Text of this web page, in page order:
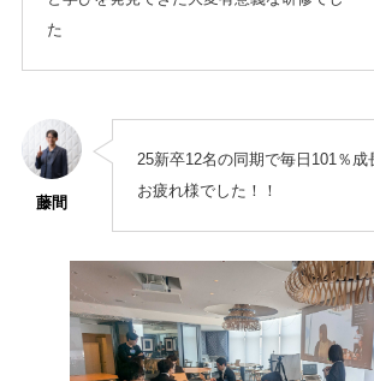
た
藤間
25新卒12名の同期で毎日101％成
お疲れ様でした！！